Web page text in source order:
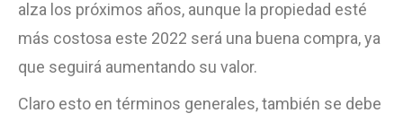
alza los próximos años, aunque la propiedad esté
más costosa este 2022 será una buena compra, ya
que seguirá aumentando su valor.
Claro esto en términos generales, también se debe